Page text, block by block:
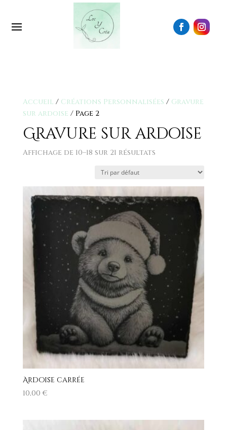
Accueil / Créations Personnalisées / Gravure
sur ardoise / Page 2
Gravure sur ardoise
Affichage de 10–18 sur 21 résultats
Ardoise carrée
10,00€